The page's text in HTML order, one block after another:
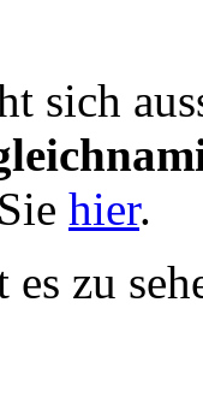
sich
hier.
zu